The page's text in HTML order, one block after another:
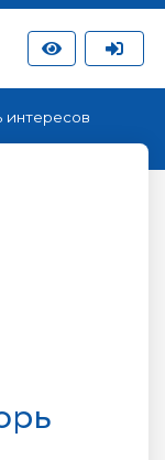
интересов